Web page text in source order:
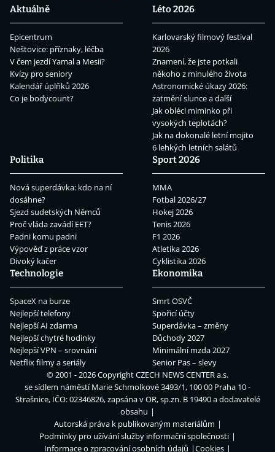
Aktuálně
Epicentrum
Neštovice: příznaky, léčba
V čem jezdí Yamal a Mesii?
Kvízy pro seniory
Kalendář úplňků 2026
Co je bodycount?
Léto 2026
Karlovarský filmový festival
2026
Znamení, že jste potkali
někoho z minulého života
Astronomické úkazy 2026:
zatmění slunce a další
Jak obléci miminko při
vysokých teplotách?
Jak na dokonalé letní mojito
6 lehkých letních salátů
Politika
Nová superdávka: kdo na ní
dosáhne?
Sjezd sudetských Němců
Proč vláda zavádí EET?
Padni komu padni
Výpověď z práce vzor
Divoký kačer
Sport 2026
MMA
Fotbal 2026/27
Hokej 2026
Tenis 2026
F1 2026
Atletika 2026
Cyklistika 2026
Technologie
SpaceX na burze
Nejlepší telefony
Nejlepší AI zdarma
Nejlepší chytré hodinky
Nejlepší VPN – srovnání
Netflix filmy a seriály
Ekonomika
Smrt OSVČ
Spořicí účty
Superdávka – změny
Důchody 2027
Minimální mzda 2027
Senior Pas – slevy
© 2001 - 2026 CopyrightCZECH NEWS CENTER a.s.
se sídlem náměstí Marie Schmolkové 3493/1, 100 00 Praha 10 -
Strašnice, IČO: 02346826, zapsána v OR, sp.zn. B 19490 a dodavatelé
obsahu
Autorská práva k publikovaným materiálům
Podmínky pro užívání služby informační společnosti
Informace o zpracování osobních údajů
Cookies